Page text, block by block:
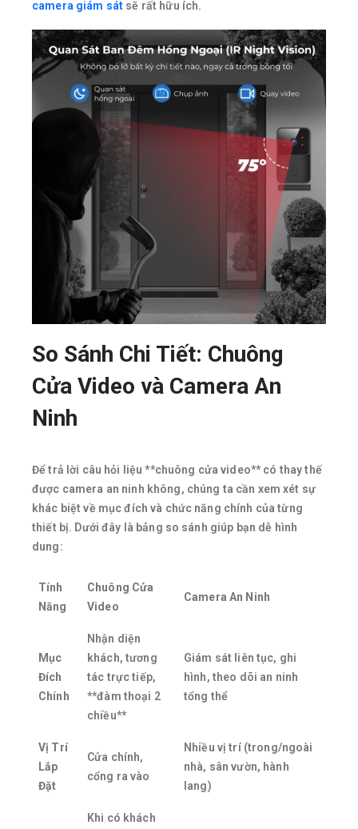
camera giám sát sẽ rất hữu ích.
So Sánh Chi Tiết: Chuông
Cửa Video và Camera An
Ninh
Để trả lời câu hỏi liệu **chuông cửa video** có thay thế
được camera an ninh không, chúng ta cần xem xét sự
khác biệt về mục đích và chức năng chính của từng
thiết bị. Dưới đây là bảng so sánh giúp bạn dễ hình
dung:
Tính
Năng
Chuông Cửa
Video
Camera An Ninh
Mục
Đích
Chính
Nhận diện
khách, tương
tác trực tiếp,
**đàm thoại 2
chiều**
Giám sát liên tục, ghi
hình, theo dõi an ninh
tổng thể
Vị Trí
Lắp
Đặt
Cửa chính,
cổng ra vào
Nhiều vị trí (trong/ngoài
nhà, sân vườn, hành
lang)
Khi có khách